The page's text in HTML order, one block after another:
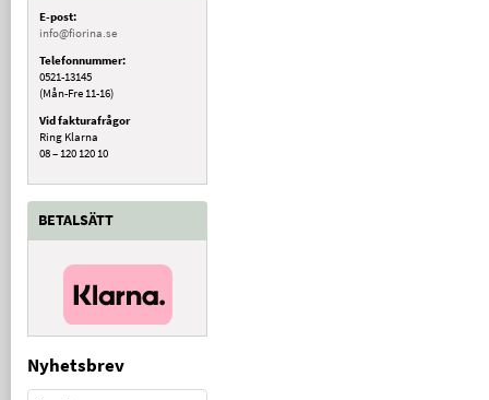
E-post:
info@fiorina.se
Telefonnummer:
0521-13145
(Mån-Fre 11-16)
Vid fakturafrågor
Ring Klarna
08 – 120 120 10
BETALSÄTT
Nyhetsbrev